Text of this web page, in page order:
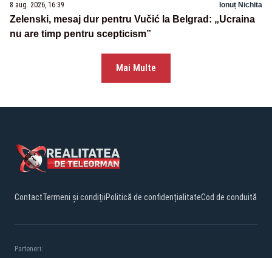
8 aug. 2026, 16:39 Ionuț Nichita
Zelenski, mesaj dur pentru Vučić la Belgrad: „Ucraina
nu are timp pentru scepticism”
Mai Multe
ContactTermeni și condițiiPolitică de confidențialitateCod de conduită
Parteneri: